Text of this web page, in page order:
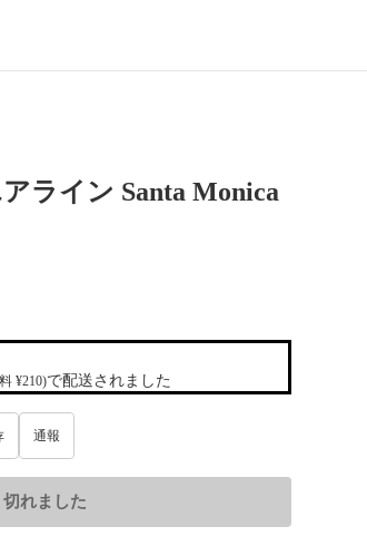
ライン Santa Monica
¥210)で配送されました
通報
れました